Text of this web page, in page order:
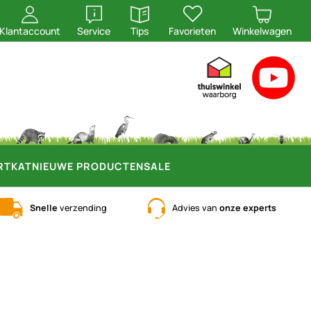
Klantaccount Service
openen
Tips
openen
Favorieten Winkelwagen
KATNIEUWE PRODUCTENSALE
Snelle verzending Advies vanonze experts